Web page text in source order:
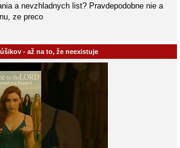
a nevzhladnych list? Pravdepodobne nie a
ze preco
- až na to, že neexistuje